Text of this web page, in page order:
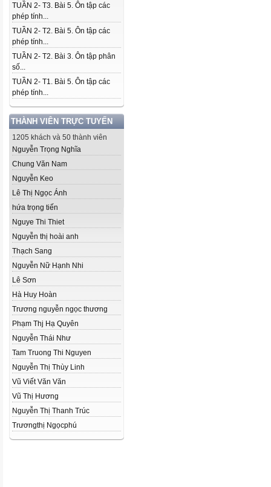
TUẦN 2- T3. Bài 5. Ôn tập các
phép tính...
TUẦN 2- T2. Bài 5. Ôn tập các
phép tính...
TUẦN 2- T2. Bài 3. Ôn tập phân
số...
TUẦN 2- T1. Bài 5. Ôn tập các
phép tính...
THÀNH VIÊN TRỰC TUYẾN
1205 khách và 50 thành viên
Nguyễn Trọng Nghĩa
Chung Văn Nam
Nguyễn Keo
Lê Thị Ngọc Ánh
hứa trọng tiến
Nguye Thi Thiet
Nguyễn thị hoài anh
Thạch Sang
Nguyễn Nữ Hạnh Nhi
Lê Sơn
Hà Huy Hoàn
Trương nguyễn ngọc thương
Phạm Thj Hạ Quyên
Nguyễn Thái Như
Tam Truong Thi Nguyen
Nguyễn Thị Thùy Linh
Vũ Viết Văn Văn
Vũ Thị Hương
Nguyễn Thị Thanh Trúc
Trươngthị Ngọcphú